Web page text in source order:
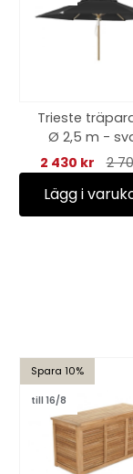
Trieste
Ø 2,5 m -
2 430 kr
2
Lägg i
Spara 10%
till 16/8